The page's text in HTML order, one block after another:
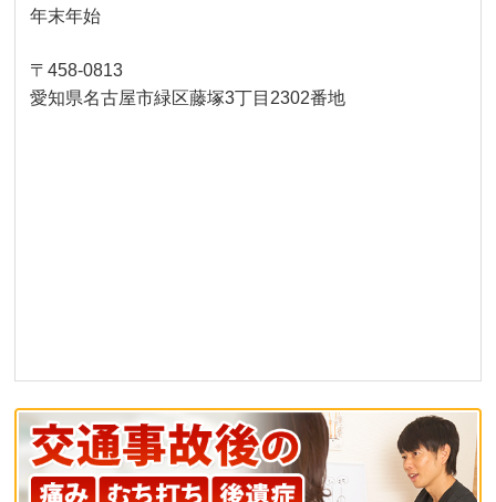
年末年始
〒458-0813
愛知県名古屋市緑区藤塚3丁目2302番地